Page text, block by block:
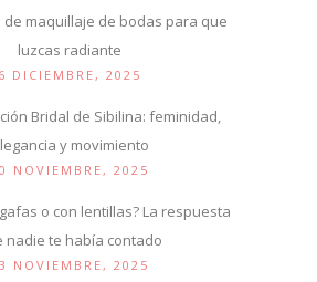
de maquillaje de bodas para que
luzcas radiante
6 DICIEMBRE, 2025
Bridal de Sibilina: feminidad,
y movimiento
NOVIEMBRE, 2025
o con lentillas? La respuesta
nadie te había contado
NOVIEMBRE, 2025